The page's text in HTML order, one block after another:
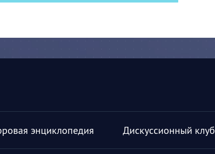
энциклопедия Дискуссионный клуб